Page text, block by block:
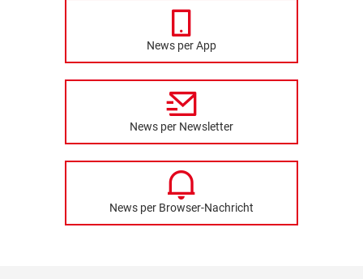
News per App
News per Newsletter
News per Browser-Nachricht